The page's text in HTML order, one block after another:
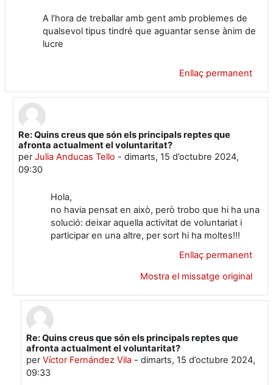
A l’hora de treballar amb gent amb problemes de
qualsevol tipus tindré que aguantar sense ànim de
lucre
Enllaç permanent
En resposta a Sarah Fernandez Estrader
Re: Quins creus que són els principals reptes que
afronta actualment el voluntaritat?
perJulia Anducas Tello - dimarts, 15 d’octubre 2024,
09:30
Hola,
no havia pensat en això, però trobo que hi ha una
solució: deixar aquella activitat de voluntariat i
participar en una altre, per sort hi ha moltes!!!
Enllaç permanent
Mostra el missatge original
En resposta a Julia Anducas Tello
Re: Quins creus que són els principals reptes que
afronta actualment el voluntaritat?
perVíctor Fernández Vila- dimarts, 15 d’octubre 2024,
09:33